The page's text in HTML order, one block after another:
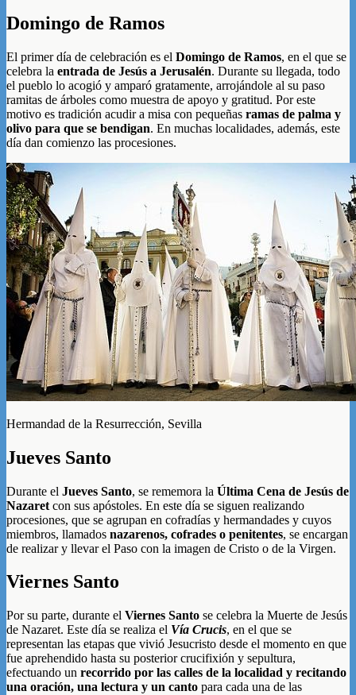
Domingo de Ramos
El primer día de celebración es el Domingo de Ramos, en el que se
celebra la entrada de Jesús a Jerusalén. Durante su llegada, todo
el pueblo lo acogió y amparó gratamente, arrojándole al su paso
ramitas de árboles como muestra de apoyo y gratitud. Por este
motivo es tradición acudir a misa con pequeñas ramas de palma y
olivo para que se bendigan. En muchas localidades, además, este
día dan comienzo las procesiones.
Hermandad de la Resurrección, Sevilla
Jueves Santo
Durante el Jueves Santo, se rememora la Última Cena de Jesús de
Nazaret con sus apóstoles. En este día se siguen realizando
procesiones, que se agrupan en cofradías y hermandades y cuyos
miembros, llamados nazarenos, cofrades o penitentes, se encargan
de realizar y llevar el Paso con la imagen de Cristo o de la Virgen.
Viernes Santo
Por su parte, durante el Viernes Santo se celebra la Muerte de Jesús
de Nazaret. Este día se realiza el Vía Crucis, en el que se
representan las etapas que vivió Jesucristo desde el momento en que
fue aprehendido hasta su posterior crucifixión y sepultura,
efectuando un recorrido por las calles de la localidad y recitando
una oración, una lectura y un canto para cada una de las